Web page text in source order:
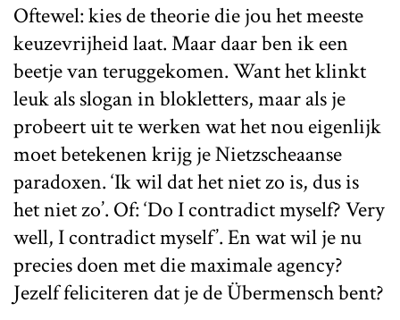
Oftewel: kies de theorie die jou het meeste
keuzevrijheid laat. Maar daar ben ik een
beetje van teruggekomen. Want het klinkt
leuk als slogan in blokletters, maar als je
probeert uit te werken wat het nou eigenlijk
moet betekenen krijg je Nietzscheaanse
paradoxen. ‘Ik wil dat het niet zo is, dus is
het niet zo’. Of: ‘Do I contradict myself? Very
well, I contradict myself’. En wat wil je nu
precies doen met die maximale agency?
Jezelf feliciteren dat je de Übermensch bent?